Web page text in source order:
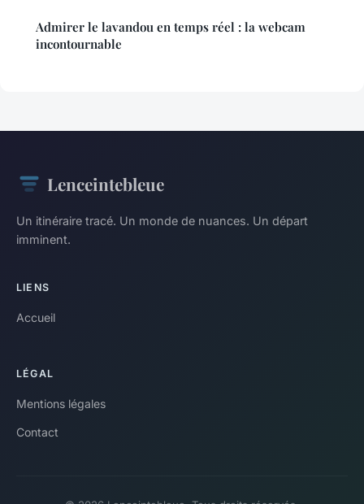
Admirer le lavandou en temps réel : la webcam
incontournable
Lenceintebleue
Un itinéraire tracé. Un monde de nuances. Un départ
imminent.
LIENS
Accueil
LÉGAL
Mentions légales
Contact